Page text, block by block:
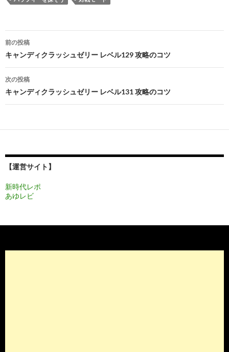
投
稿
ナ
ビ
ー
ョ
ン
前の投稿
キャンディクラッシュゼリー レベル129 攻略のコツ
次の投稿
キャンディクラッシュゼリー レベル131 攻略のコツ
【運営サイト】
新時代レポ
あゆレビ